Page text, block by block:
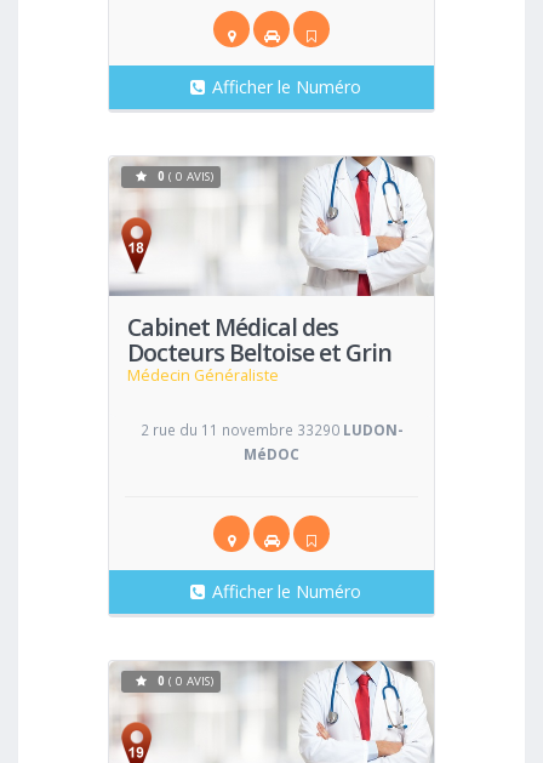
Afficher le Numéro
Cabinet Médical des
Docteurs Beltoise et Grin
Médecin Généraliste
Voir
0 ( 0 AVIS)
2 rue du 11 novembre 33290 LUDON-
MéDOC
Afficher le Numéro
Voir
0 ( 0 AVIS)